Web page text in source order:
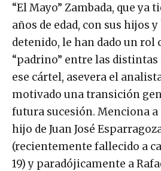
“El Mayo” Zambada, que ya
años de edad, con sus hijos
detenido, le han dado un rol
“padrino” entre las
ese cártel, asevera el
motivado una transición
futura sucesión. Menciona a
hijo de Juan José
(recientemente fallecido a
19) y paradójicamente a